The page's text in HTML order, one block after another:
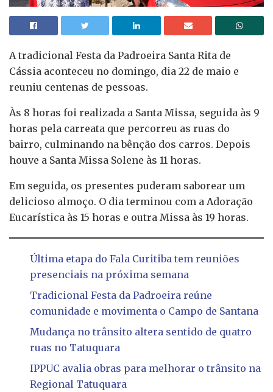
A tradicional Festa da Padroeira Santa Rita de
Cássia aconteceu no domingo, dia 22 de maio e
reuniu centenas de pessoas.
Às 8 horas foi realizada a Santa Missa, seguida às 9
horas pela carreata que percorreu as ruas do
bairro, culminando na bênção dos carros. Depois
houve a Santa Missa Solene às 11 horas.
Em seguida, os presentes puderam saborear um
delicioso almoço. O dia terminou com a Adoração
Eucarística às 15 horas e outra Missa às 19 horas.
Última etapa do Fala Curitiba tem reuniões
presenciais na próxima semana
Tradicional Festa da Padroeira reúne
comunidade e movimenta o Campo de Santana
Mudança no trânsito altera sentido de quatro
ruas no Tatuquara
IPPUC avalia obras para melhorar o trânsito na
Regional Tatuquara